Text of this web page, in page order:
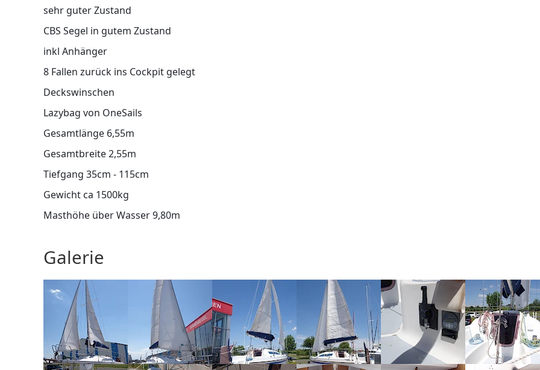
sehr guter Zustand
CBS Segel in gutem Zustand
inkl Anhänger
8 Fallen zurück ins Cockpit gelegt
Deckswinschen
Lazybag von OneSails
Gesamtlänge 6,55m
Gesamtbreite 2,55m
Tiefgang 35cm - 115cm
Gewicht ca 1500kg
Masthöhe über Wasser 9,80m
Galerie